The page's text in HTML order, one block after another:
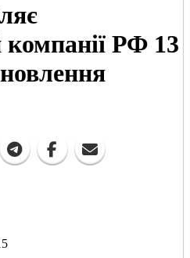
компанії РФ 13